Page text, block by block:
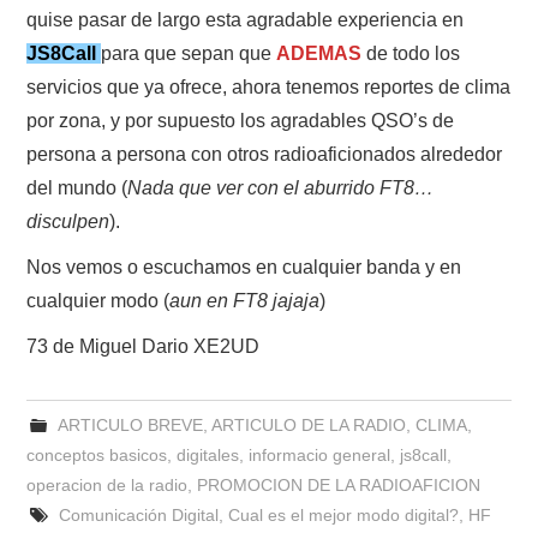
quise pasar de largo esta agradable experiencia en
JS8Call para que sepan que ADEMAS de todo los
servicios que ya ofrece, ahora tenemos reportes de clima
por zona, y por supuesto los agradables QSO’s de
persona a persona con otros radioaficionados alrededor
del mundo (Nada que ver con el aburrido FT8…
disculpen).
Nos vemos o escuchamos en cualquier banda y en
cualquier modo (aun en FT8 jajaja)
73 de Miguel Dario XE2UD
ARTICULO BREVE, ARTICULO DE LA RADIO CLIMA,
conceptos basicos ,digitales informacio general js8call
operacion de la radio
PROMOCION DE LA RADIOAFICION
Comunicación Digital Cual es el mejor modo digital?
HF